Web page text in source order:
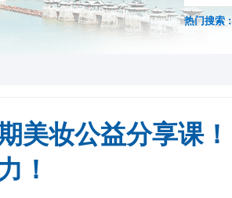
热门搜索 :
美妆公益分享课！
！